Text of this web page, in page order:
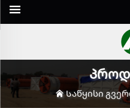
Საწყისი